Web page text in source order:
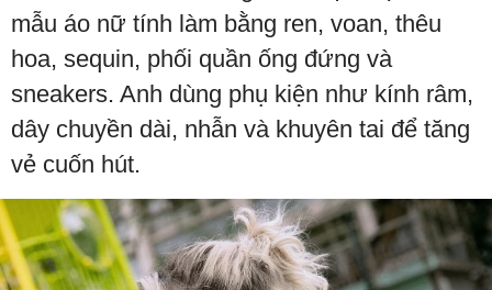
mẫu áo nữ tính làm bằng ren, voan, thêu
hoa, sequin, phối quần ống đứng và
sneakers. Anh dùng phụ kiện như kính râm,
dây chuyền dài, nhẫn và khuyên tai để tăng
vẻ cuốn hút.